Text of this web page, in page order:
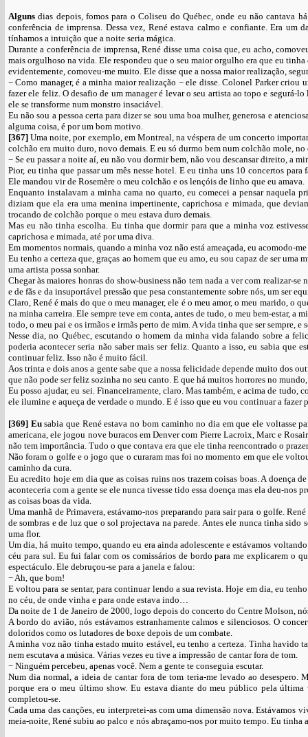
Alguns dias depois, fomos para o Coliseu do Québec, onde eu não cantava
conferência de imprensa. Dessa vez, René estava calmo e confiante. Era
tínhamos a intuição que a noite seria mágica.
Durante a conferência de imprensa, René disse uma coisa que, eu acho,
mais orgulhoso na vida. Ele respondeu que o seu maior orgulho era que eu
evidentemente, comoveu-me muito. Ele disse que a nossa maior realização,
− Como manager, é a minha maior realização − ele disse. Colonel Parker criou
fazer ele feliz. O desafio de um manager é levar o seu artista ao topo e segurá-
ele se transforme num monstro insaciável.
Eu não sou a pessoa certa para dizer se sou uma boa mulher, generosa e
alguma coisa, é por um bom motivo.
[367]Uma noite, por exemplo, em Montreal, na véspera de um concerto
colchão era muito duro, novo demais. E eu só durmo bem num colchão mole,
− Se eu passar a noite aí, eu não vou dormir bem, não vou descansar direito, a
Pior, eu tinha que passar um mês nesse hotel. E eu tinha uns 10 concertos
Ele mandou vir de Rosemère o meu colchão e os lençóis de linho que eu amava.
Enquanto instalavam a minha cama no quarto, eu comecei a pensar naquela
diziam que ela era uma menina impertinente, caprichosa e mimada, que
trocando de colchão porque o meu estava duro demais.
Mas eu não tinha escolha. Eu tinha que dormir para que a minha voz
caprichosa e mimada, até por uma diva.
Em momentos normais, quando a minha voz não está ameaçada, eu acomodo-
Eu tenho a certeza que, graças ao homem que eu amo, eu sou capaz de ser
uma artista possa sonhar.
Chegar às maiores honras do show-business não tem nada a ver com realizar-
e de fãs e da insuportável pressão que pesa constantemente sobre nós, um ser
Claro, René é mais do que o meu manager, ele é o meu amor, o meu marido, o
na minha carreira. Ele sempre teve em conta, antes de tudo, o meu bem-estar,
todo, o meu pai e os irmãos e irmãs perto de mim. A vida tinha que ser sempre,
Nesse dia, no Québec, escutando o homem da minha vida falando sobre a
poderia acontecer seria não saber mais ser feliz. Quanto a isso, eu sabia que
continuar feliz. Isso não é muito fácil.
Aos trinta e dois anos a gente sabe que a nossa felicidade depende muito dos
que não pode ser feliz sozinha no seu canto. E que há muitos horrores no
Eu posso ajudar, eu sei. Financeiramente, claro. Mas também, e acima de
ele ilumine e aqueça de verdade o mundo. E é isso que eu vou continuar a fazer
[369] Eusabia que René estava no bom caminho no dia em que ele voltasse
americana, ele jogou nove buracos em Denver com Pierre Lacroix, Marc e
não tem importância. Tudo o que contava era que ele tinha reencontrado o
Não foram o golfe e o jogo que o curaram mas foi no momento em que ele
caminho da cura.
Eu acredito hoje em dia que as coisas ruins nos trazem coisas boas. A doença
aconteceria com a gente se ele nunca tivesse tido essa doença mas ela deu-
as coisas boas da vida.
Uma manhã de Primavera, estávamo-nos preparando para sair para o golfe.
de sombras e de luz que o sol projectava na parede. Antes ele nunca tinha sido
uma flor.
Um dia, há muito tempo, quando eu era ainda adolescente e estávamos
céu para sul. Eu fui falar com os comissários de bordo para me explicarem o
espectáculo. Ele debruçou-se para a janela e falou:
− Ah, que bom!
E voltou para se sentar, para continuar lendo a sua revista. Hoje em dia, eu
no céu, de onde vinha e para onde estava indo…
Da noite de 1 de Janeiro de 2000, logo depois do concerto do Centre Molson,
A bordo do avião, nós estávamos estranhamente calmos e silenciosos. O
doloridos como os lutadores de boxe depois de um combate.
A minha voz não tinha estado muito estável, eu tenho a certeza. Tinha havido
nem escutava a música. Várias vezes eu tive a impressão de cantar fora de tom.
− Ninguém percebeu, apenas você. Nem a gente te conseguia escutar.
Num dia normal, a ideia de cantar fora de tom teria-me levado ao desespero.
porque era o meu último show. Eu estava diante do meu público pela
completou-se.
Cada uma das canções, eu interpretei-as com uma dimensão nova.
meia-noite, René subiu ao palco e nós abraçamo-nos por muito tempo. Eu tinha